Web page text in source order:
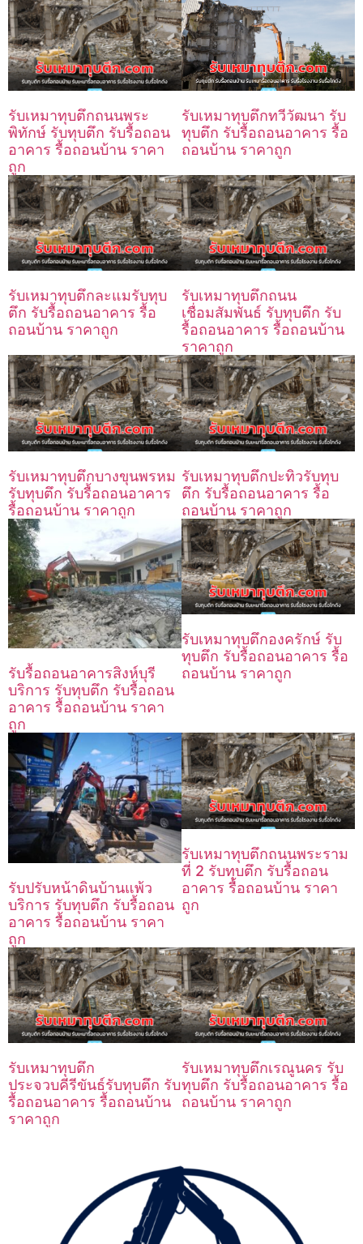
รับเหมาทุบตึกถนนพระ
พิทักษ์ รับทุบตึก รับรื้อถอน
อาคาร รื้อถอนบ้าน ราคา
ถูก
รับเหมาทุบตึกทวีวัฒนา รับ
ทุบตึก รับรื้อถอนอาคาร รื้อ
ถอนบ้าน ราคาถูก
รับเหมาทุบตึกละแมรับทุบ
ตึก รับรื้อถอนอาคาร รื้อ
ถอนบ้าน ราคาถูก
รับเหมาทุบตึกถนน
เชื่อมสัมพันธ์ รับทุบตึก รับ
รื้อถอนอาคาร รื้อถอนบ้าน
ราคาถูก
รับเหมาทุบตึกบางขุนพรหม
รับทุบตึก รับรื้อถอนอาคาร
รื้อถอนบ้าน ราคาถูก
รับเหมาทุบตึกปะทิวรับทุบ
ตึก รับรื้อถอนอาคาร รื้อ
ถอนบ้าน ราคาถูก
รับรื้อถอนอาคารสิงห์บุรี
บริการ รับทุบตึก รับรื้อถอน
อาคาร รื้อถอนบ้าน ราคา
ถูก
รับเหมาทุบตึกองครักษ์ รับ
ทุบตึก รับรื้อถอนอาคาร รื้อ
ถอนบ้าน ราคาถูก
รับปรับหน้าดินบ้านแพ้ว
บริการ รับทุบตึก รับรื้อถอน
อาคาร รื้อถอนบ้าน ราคา
ถูก
รับเหมาทุบตึกถนนพระราม
ที่ 2 รับทุบตึก รับรื้อถอน
อาคาร รื้อถอนบ้าน ราคา
ถูก
รับเหมาทุบตึก
ประจวบคีรีขันธ์รับทุบตึก รับ
รื้อถอนอาคาร รื้อถอนบ้าน
ราคาถูก
รับเหมาทุบตึกเรณูนคร รับ
ทุบตึก รับรื้อถอนอาคาร รื้อ
ถอนบ้าน ราคาถูก